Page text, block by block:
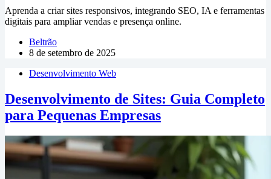
Aprenda a criar sites responsivos, integrando SEO, IA e ferramentas
digitais para ampliar vendas e presença online.
Beltrão
8 de setembro de 2025
Desenvolvimento Web
Desenvolvimento de Sites: Guia Completo
para Pequenas Empresas